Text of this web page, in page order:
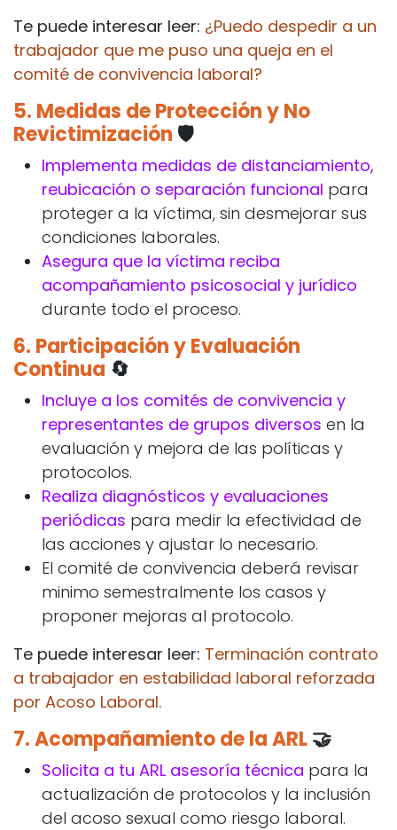
Te puede interesar leer: ¿Puedo despedir a un
trabajador que me puso una queja en el
comité de convivencia laboral?
5. Medidas de Protección y No
Revictimización 🛡️
Implementa medidas de distanciamiento,
reubicación o separación funcional para
proteger a la víctima, sin desmejorar sus
condiciones laborales.
Asegura que la víctima reciba
acompañamiento psicosocial y jurídico
durante todo el proceso.
6. Participación y Evaluación
Continua 🔄
Incluye a los comités de convivencia y
representantes de grupos diversos en la
evaluación y mejora de las políticas y
protocolos.
Realiza diagnósticos y evaluaciones
periódicas para medir la efectividad de
las acciones y ajustar lo necesario.
El comité de convivencia deberá revisar
minimo semestralmente los casos y
proponer mejoras al protocolo.
Te puede interesar leer: Terminación contrato
a trabajador en estabilidad laboral reforzada
por Acoso Laboral.
7.Acompañamiento de la ARL🤝
Solicita a tu ARL asesoría técnica para la
actualización de protocolos y la inclusión
del acoso sexual como riesgo laboral.